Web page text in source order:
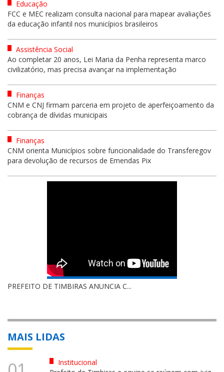
Educação
FCC e MEC realizam consulta nacional para mapear avaliações
da educação infantil nos municípios brasileiros
Assistência Social
Ao completar 20 anos, Lei Maria da Penha representa marco
civilizatório, mas precisa avançar na implementação
Finanças
CNM e CNJ firmam parceria em projeto de aperfeiçoamento da
cobrança de dívidas municipais
Finanças
CNM orienta Municípios sobre funcionalidade do Transferegov
para devolução de recursos de Emendas Pix
PREFEITO DE TIMBIRAS ANUNCIA C...
MAIS LIDAS
Institucional